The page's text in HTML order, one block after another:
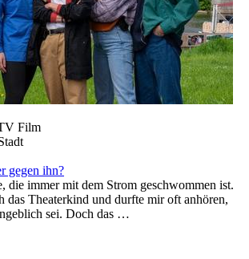
Film
gegen ihn?
die immer mit dem Strom geschwommen ist.
das Theaterkind und durfte mir oft anhören,
sei. Doch das …